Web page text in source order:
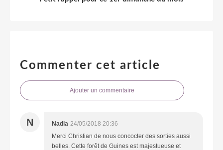
Commenter cet article
Ajouter un commentaire
N Nadia 24/05/2018 20:36
Merci Christian de nous concocter des sorties aussi
belles. Cette forêt de Guines est majestueuse et